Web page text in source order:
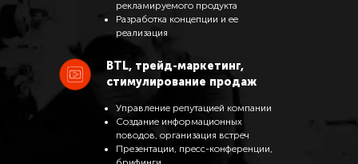
Управление репутацией компании
Создание информационных
поводов, организация встреч
Презентации, пресс-конференции,
рекламируемого продукта
Разработка концепции и ее
реализация
BTL, трейд-маркетинг,
стимулирование продаж